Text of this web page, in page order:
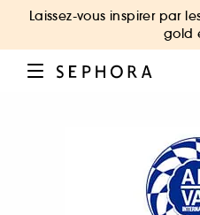
Laissez-vous inspirer par
gold